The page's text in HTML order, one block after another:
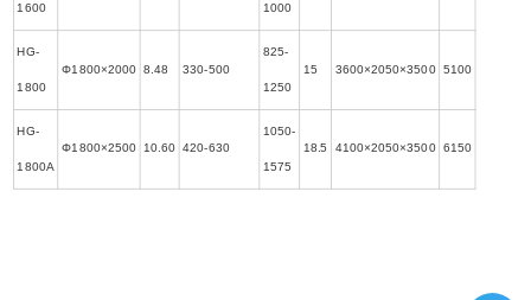
1600 1000
HG-
1800
Φ1800×2000 8.48 330-500
825-
1250
15 3600×2050×3500 5100
HG-
1800A
Φ1800×2500 10.60 420-630
1050-
1575
18.5 4100×2050×3500 6150